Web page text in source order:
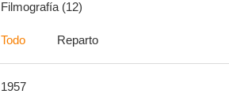
Filmografía (12)
Todo Reparto
1957